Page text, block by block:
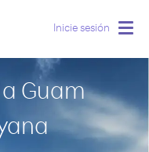
Inicie sesión
Guam